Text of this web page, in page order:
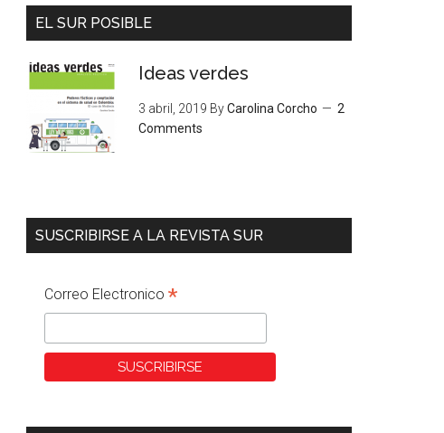
EL SUR POSIBLE
Ideas verdes
3 abril, 2019 ByCarolina Corcho
2
Comments
SUSCRIBIRSE A LA REVISTA SUR
Correo Electronico *